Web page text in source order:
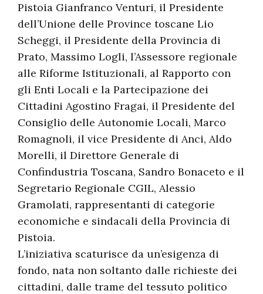
Pistoia Gianfranco Venturi, il Presidente
dell’Unione delle Province toscane Lio
Scheggi, il Presidente della Provincia di
Prato, Massimo Logli, l’Assessore regionale
alle Riforme Istituzionali, al Rapporto con
gli Enti Locali e la Partecipazione dei
Cittadini Agostino Fragai, il Presidente del
Consiglio delle Autonomie Locali, Marco
Romagnoli, il vice Presidente di Anci, Aldo
Morelli, il Direttore Generale di
Confindustria Toscana, Sandro Bonaceto e il
Segretario Regionale CGIL, Alessio
Gramolati, rappresentanti di categorie
economiche e sindacali della Provincia di
Pistoia.
L’iniziativa scaturisce da un’esigenza di
fondo, nata non soltanto dalle richieste dei
cittadini, dalle trame del tessuto politico